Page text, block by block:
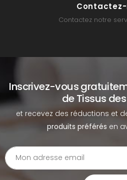
Contactez notre
Inscrivez-vous
de Tissus
et recevez des réductions et
produits préférés en